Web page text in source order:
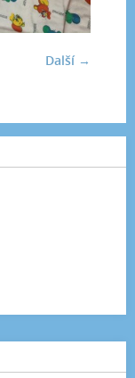
Další →